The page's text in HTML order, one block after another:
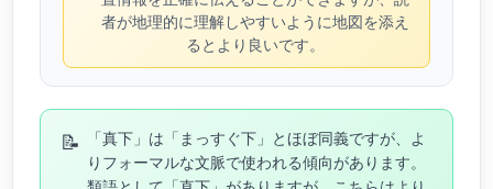
者が地理的に理解しやすいように地図を添え
るとより良いです。
📝
「真下」は「まっすぐ下」とほぼ同義ですが、よ
りフォーマルな文脈で使われる傾向があります。